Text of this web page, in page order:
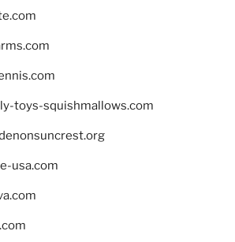
toys-squishmallows.com
usa.com